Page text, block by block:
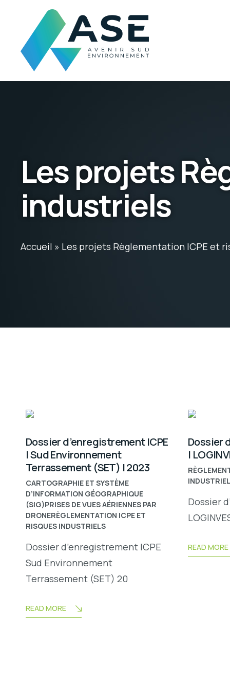
Les projets
industriels
Accueil » Les projets Règlementation ICPE et
Dossier d’enregistrement ICPE
| Sud Environnement
Terrassement (SET) | 2023
CARTOGRAPHIE ET SYSTÈME
D’INFORMATION GÉOGRAPHIQUE
(SIG)PRISES DE VUES AÉRIENNES PAR
DRONERÈGLEMENTATION ICPE ET
RISQUES INDUSTRIELS
Dossier d’enregistrement ICPE
Sud Environnement
Terrassement (SET) 20
READ MORE
Dossier
|
Dossier
READ MORE